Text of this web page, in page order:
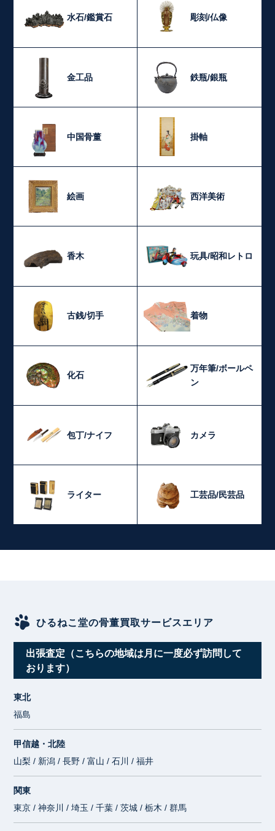
水石/鑑賞石 彫刻/仏像
金工品 鉄瓶/銀瓶
中国骨董 掛軸
絵画 西洋美術
香木 玩具/昭和レトロ
古銭/切手 着物
化石
万年筆/ボールペ
ン
包丁/ナイフ カメラ
ライター 工芸品/民芸品
ひるねこ堂の骨董買取サービスエリア
出張査定（こちらの地域は月に一度必ず訪問して
おります）
東北
福島
甲信越・北陸
山梨 / 新潟 / 長野 / 富山 / 石川 / 福井
関東
東京 / 神奈川 / 埼玉 / 千葉 / 茨城 / 栃木 / 群馬